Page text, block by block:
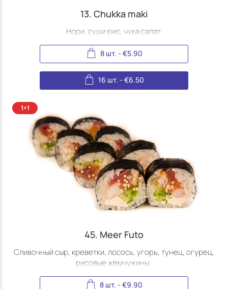
13. Chukka maki
Нори, суши рис, чука салат.
8 шт. - €5.90
16 шт. - €6.50
45. Meer Futo
Сливочный сыр, креветки, лосось, угорь, тунец, огурец,
рисовые жемчужины..
8 шт. - €9.90